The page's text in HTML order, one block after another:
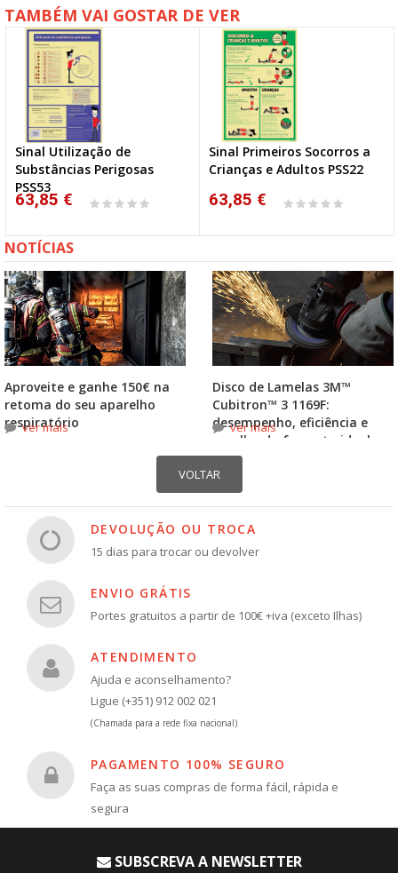
TAMBÉM VAI GOSTAR DE VER
Sinal Utilização de
Substâncias Perigosas
PSS53
63,85 €
Sinal Primeiros Socorros a
Crianças e Adultos PSS22
63,85 €
NOTÍCIAS
Aproveite e ganhe 150€ na
retoma do seu aparelho
respiratório
ver mais
Disco de Lamelas 3M™
Cubitron™ 3 1169F:
desempenho, eficiência e
escolha do formato ideal
ver mais
DEVOLUÇÃO OU TROCA
15 dias para trocar ou devolver
ENVIO GRÁTIS
Portes gratuitos a partir de 100€ +iva (exceto Ilhas)
ATENDIMENTO
Ajuda e aconselhamento?
Ligue (+351) 912 002 021
(Chamada para a rede fixa nacional)
PAGAMENTO 100% SEGURO
Faça as suas compras de forma fácil, rápida e
segura
SUBSCREVA A NEWSLETTER